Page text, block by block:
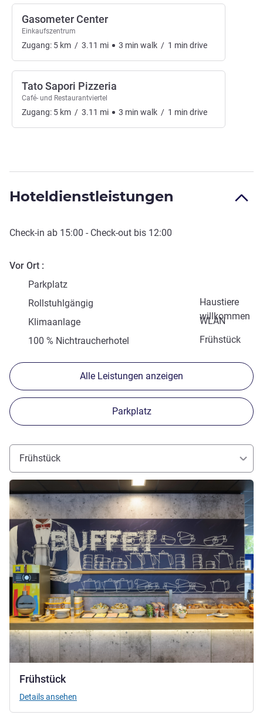
Gasometer Center
Einkaufszentrum
Zugang: 5 km / 3.11 mi 3 min walk / 1 min drive
Tato Sapori Pizzeria
Café- und Restaurantviertel
Zugang: 5 km / 3.11 mi 3 min walk / 1 min drive
Hoteldienstleistungen
Check-in ab 15:00 - Check-out bis 12:00
Vor Ort
Parkplatz
Haustiere
willkommen
Rollstuhlgängig
WLAN
Klimaanlage
Frühstück
100 % Nichtraucherhotel
Alle Leistungen anzeigen
Parkplatz
Frühstück
Frühstück
Details ansehen
Details ansehen